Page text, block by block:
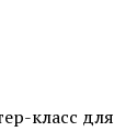
класс для